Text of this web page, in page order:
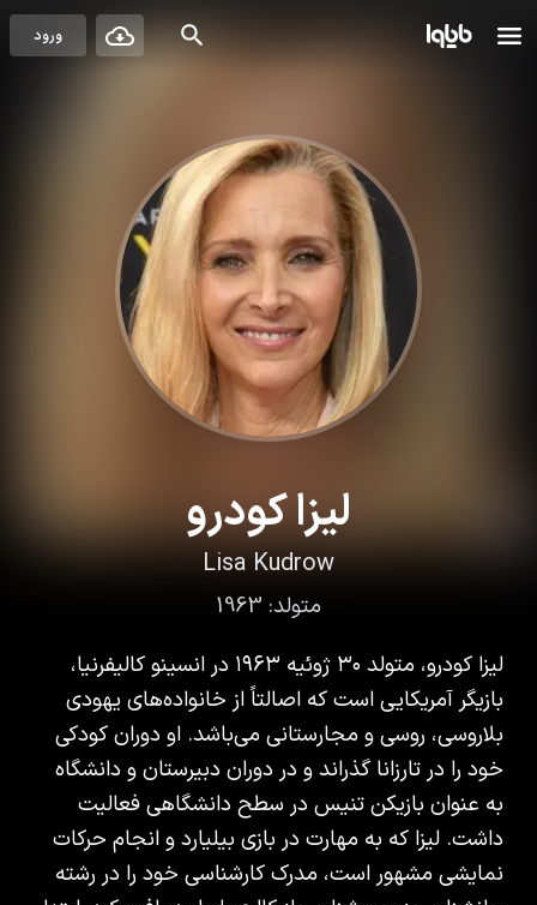
ورود
لیزا کودرو
Lisa Kudrow
متولد: 1963
لیزا کودرو، متولد ۳۰ ژوئیه ۱۹۶۳ در انسینو کالیفرنیا،
بازیگر آمریکایی است که اصالتاً از خانواده‌های یهودی
بلاروسی، روسی و مجارستانی می‌باشد. او دوران کودکی
خود را در تارزانا گذراند و در دوران دبیرستان و دانشگاه
به عنوان بازیکن تنیس در سطح دانشگاهی فعالیت
داشت. لیزا که به مهارت در بازی بیلیارد و انجام حرکات
نمایشی مشهور است، مدرک کارشناسی خود را در رشته